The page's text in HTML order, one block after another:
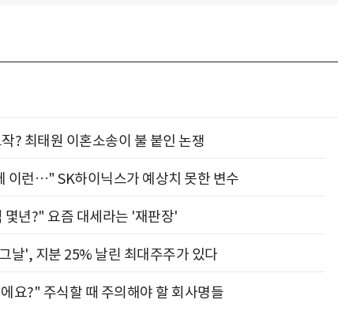
? 최태원 이혼소송이 불 붙인 논쟁
이런…" SK하이닉스가 예상치 못한 변수
몇년?" 요즘 대세라는 '재판장'
날', 지분 25% 날린 최대주주가 있다
요?" 주식할 때 주의해야 할 회사명들